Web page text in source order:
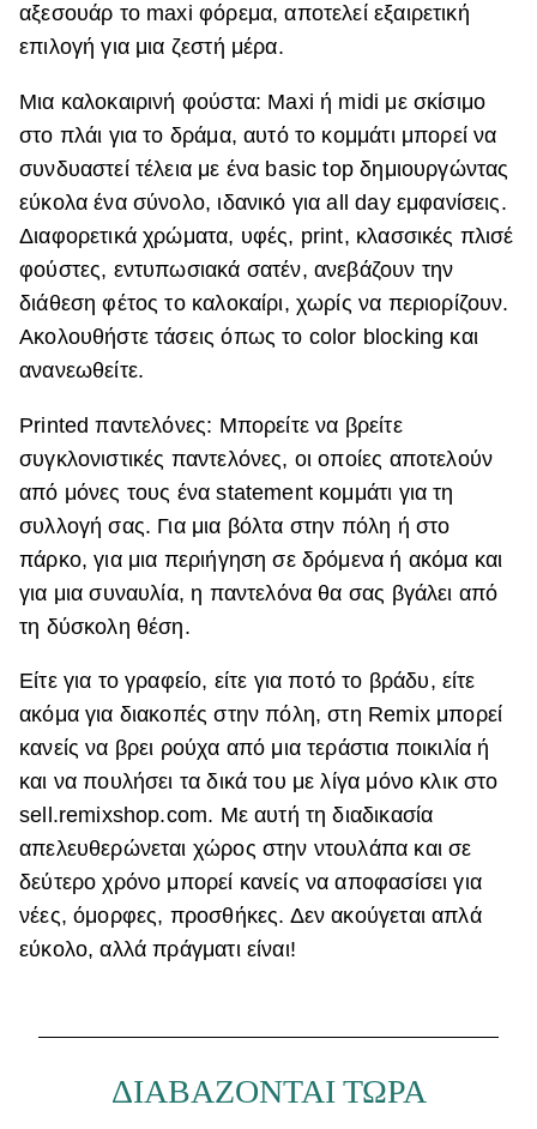
αξεσουάρ το maxi φόρεμα, αποτελεί εξαιρετική
επιλογή για μια ζεστή μέρα.
Μια καλοκαιρινή φούστα: Maxi ή midi με σκίσιμο
στο πλάι για το δράμα, αυτό το κομμάτι μπορεί να
συνδυαστεί τέλεια με ένα basic top δημιουργώντας
εύκολα ένα σύνολο, ιδανικό για all day εμφανίσεις.
Διαφορετικά χρώματα, υφές, print, κλασσικές πλισέ
φούστες, εντυπωσιακά σατέν, ανεβάζουν την
διάθεση φέτος το καλοκαίρι, χωρίς να περιορίζουν.
Ακολουθήστε τάσεις όπως το color blocking και
ανανεωθείτε.
Printed παντελόνες: Μπορείτε να βρείτε
συγκλονιστικές παντελόνες, οι οποίες αποτελούν
από μόνες τους ένα statement κομμάτι για τη
συλλογή σας. Για μια βόλτα στην πόλη ή στο
πάρκο, για μια περιήγηση σε δρόμενα ή ακόμα και
για μια συναυλία, η παντελόνα θα σας βγάλει από
τη δύσκολη θέση.
Είτε για το γραφείο, είτε για ποτό το βράδυ, είτε
ακόμα για διακοπές στην πόλη, στη Remix μπορεί
κανείς να βρει ρούχα από μια τεράστια ποικιλία ή
και να πουλήσει τα δικά του με λίγα μόνο κλικ στο
sell.remixshop.com. Με αυτή τη διαδικασία
απελευθερώνεται χώρος στην ντουλάπα και σε
δεύτερο χρόνο μπορεί κανείς να αποφασίσει για
νέες, όμορφες, προσθήκες. Δεν ακούγεται απλά
εύκολο, αλλά πράγματι είναι!
ΔΙΑΒΑΖΟΝΤΑΙ ΤΩΡΑ